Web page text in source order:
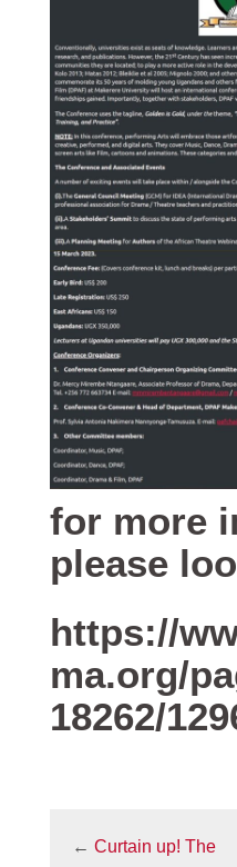
for more
please
https://
ma.org/
18262/
← Curtain up! The